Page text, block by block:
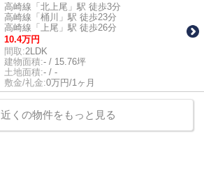
高崎線「北上尾」駅 徒歩3分
高崎線「桶川」駅 徒歩23分
高崎線「上尾」駅 徒歩26分
10.4万円
間取:2LDK
建物面積:- / 15.76坪
土地面積:- / -
敷金/礼金:0万円/1ヶ月
近くの物件をもっと見る